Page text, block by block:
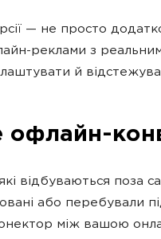
— не просто
реклами з
й
які відбуваються поза
або перебували
між вашою